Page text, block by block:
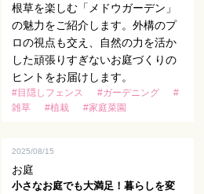
根草を楽しむ「メドウガーデン」
の魅力をご紹介します。外構のプ
ロの視点も交え、自然の力を活か
した頑張りすぎないお庭づくりの
ヒントをお届けします。
#目隠しフェンス #ガーデニング
#
雑草
#植栽 #家庭菜園
2025/08/15
お庭
小さなお庭でも大満足！暮らしを変